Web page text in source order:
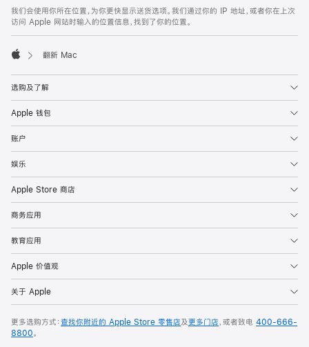
页
页
脚
注
我们会使用你所在位置，为你更快显示送货选项。我们通过你的 IP 地址，或者你在上次
访问 Apple 网站时输入的位置信息，找到了你的位置。
翻新 Mac
选购及了解
Apple 钱包
账户
娱乐
Apple Store 商店
商务应用
教育应用
Apple 价值观
关于 Apple
更多选购方式：查找你附近的 Apple Store 零售店及更多门店，或者致电 400-666-
8800。